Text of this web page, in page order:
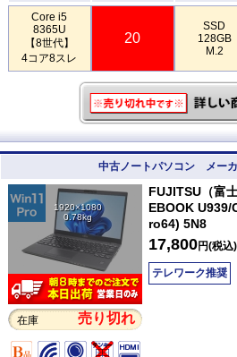
Core i5
8365U
【8世代】
4コア8スレ
20
SSD
128GB
M.2
中古ノートパソコン メー
1920×1080
0.78kg
在庫 売り切れ
FUJITSU（富
EBOOK U939/
ro64) 5N8
17,800円(税込)
テレワーク推奨